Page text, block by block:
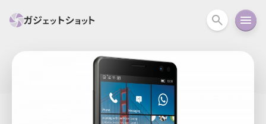
スマホ PC関連